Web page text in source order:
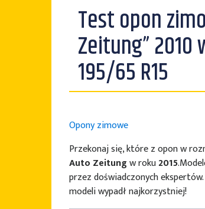
Test opon
Zeitung” 2010
195/65 R15
Opony zimowe
Przekonaj się, które z opon w
Auto Zeitungw roku2015
przez doświadczonych
modeli wypadł najkorzystniej!